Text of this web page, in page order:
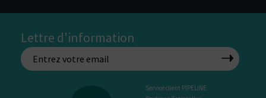
Lettre d'information
Service client PIPELINE